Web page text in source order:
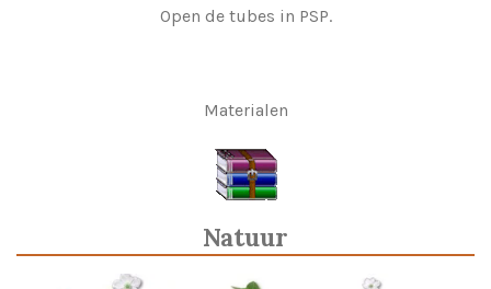
Open de tubes in PSP.
Materialen
Natuur